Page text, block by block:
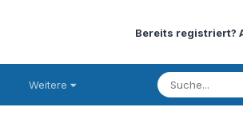
Bereits registriert?
Weitere